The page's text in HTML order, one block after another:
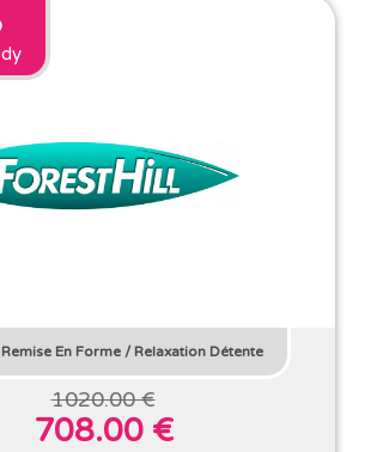
En Forme / Relaxation Détente
1020.00 €
708.00 €